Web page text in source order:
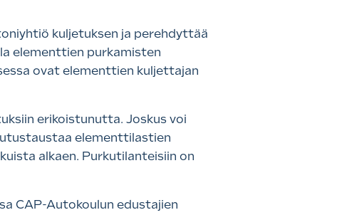
kuljetuksen ja perehdyttää
elementtien purkamisten
ovat elementtien kuljettajan
erikoistunutta. Joskus voi
elementtilastien
alkaen. Purkutilanteisiin on
CAP-Autokoulun edustajien